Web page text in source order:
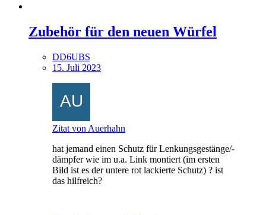
Zubehör für den neuen Würfel
DD6UBS
15. Juli 2023
Zitat von Auerhahn
hat jemand einen Schutz für Lenkungsgestänge/-
dämpfer wie im u.a. Link montiert (im ersten
Bild ist es der untere rot lackierte Schutz) ? ist
das hilfreich?